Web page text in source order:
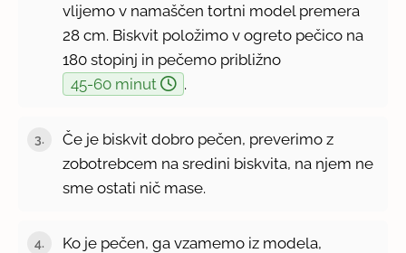
vlijemo v namaščen tortni model premera
28 cm. Biskvit položimo v ogreto pečico na
180 stopinj in pečemo približno
45-60 minut
.
Če je biskvit dobro pečen, preverimo z
zobotrebcem na sredini biskvita, na njem ne
sme ostati nič mase.
Ko je pečen, ga vzamemo iz modela,